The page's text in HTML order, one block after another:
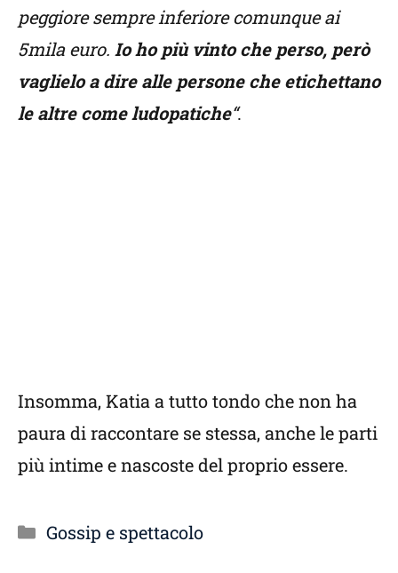
peggiore sempre inferiore comunque ai
5mila euro. Io ho più vinto che perso, però
vaglielo a dire alle persone che etichettano
le altre come ludopatiche“.
Insomma, Katia a tutto tondo che non ha
paura di raccontare se stessa, anche le parti
più intime e nascoste del proprio essere.
Categorie
Gossip e spettacolo